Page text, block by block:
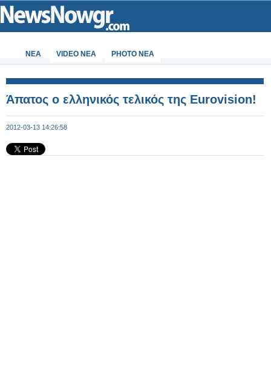
ΝΕΑ VIDEO NEA PHOTO NEA
Άπατος ο ελληνικός τελικός της Eurovision!
2012-03-13 14:26:58